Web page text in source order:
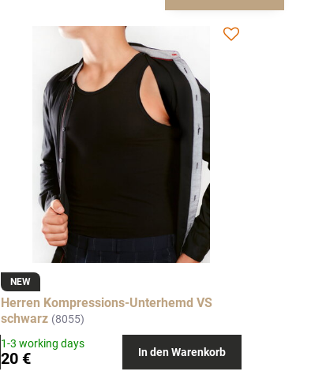
NEW
Herren Kompressions-Unterhemd VS
schwarz (8055)
1-3 working days
20 € In den Warenkorb